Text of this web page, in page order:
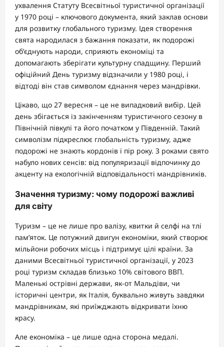
ухвалення Статуту Всесвітньої туристичної організації
у 1970 році – ключового документа, який заклав основи
для розвитку глобального туризму. Ідея створення
свята народилася з бажання показати, як подорожі
об’єднують народи, сприяють економіці та
допомагають зберігати культурну спадщину. Перший
офіційний День туризму відзначили у 1980 році, і
відтоді він став символом єднання через мандрівки.
Цікаво, що 27 вересня – це не випадковий вибір. Цей
день збігається із закінченням туристичного сезону в
Північній півкулі та його початком у Південній. Такий
символізм підкреслює глобальність туризму, адже
подорожі не знають кордонів і пір року. З роками свято
набуло нових сенсів: від популяризації відпочинку до
акценту на екологічній відповідальності мандрівників.
Значення туризму: чому подорожі важливі
для світу
Туризм – це не лише про валізу, квитки й селфі на тлі
пам’яток. Це потужний двигун економіки, який створює
мільйони робочих місць і підтримує цілі країни. За
даними Всесвітньої туристичної організації, у 2023
році туризм складав близько 10% світового ВВП.
Маленькі острівні держави, як-от Мальдіви, чи
історичні центри, як Італія, буквально живуть завдяки
мандрівникам, які приїжджають відкривати їхню
красу.
Але економіка – це лише одна сторона медалі.